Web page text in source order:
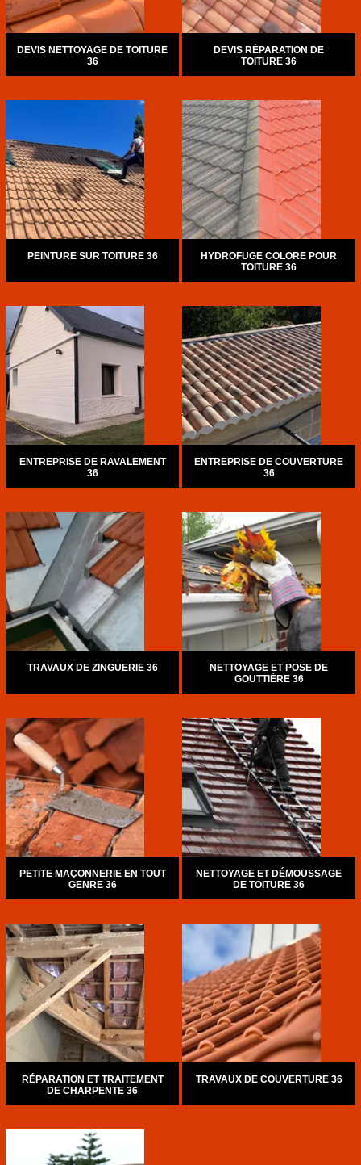
DEVIS NETTOYAGE DE TOITURE
36
DEVIS RÉPARATION DE
TOITURE 36
PEINTURE SUR TOITURE 36
HYDROFUGE COLORE POUR
TOITURE 36
ENTREPRISE DE RAVALEMENT
36
ENTREPRISE DE COUVERTURE
36
TRAVAUX DE ZINGUERIE 36
NETTOYAGE ET POSE DE
GOUTTIÈRE 36
PETITE MAÇONNERIE EN TOUT
GENRE 36
NETTOYAGE ET DÉMOUSSAGE
DE TOITURE 36
RÉPARATION ET TRAITEMENT
DE CHARPENTE 36
TRAVAUX DE COUVERTURE 36